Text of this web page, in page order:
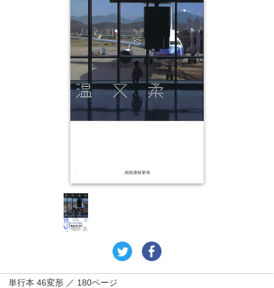
単行本 46変形 ／ 180ページ